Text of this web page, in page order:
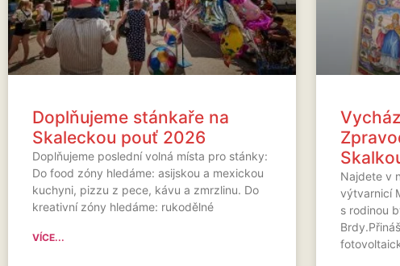
Doplňujeme stánkaře na
Skaleckou pouť 2026
Doplňujeme poslední volná místa pro stánky:
Do food zóny hledáme: asijskou a mexickou
kuchyni, pizzu z pece, kávu a zmrzlinu. Do
kreativní zóny hledáme: rukodělné
VÍCE...
Najdete v
výtvarnicí
s rodinou